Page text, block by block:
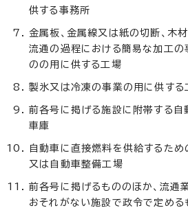
供する事務所
金属板、金属線又は紙の切断、木
流通の過程における簡易な加工の
のの用に供する工場
製氷又は冷凍の事業の用に供する
前各号に掲げる施設に附帯する
車庫
自動車に直接燃料を供給するため
又は自動車整備工場
前各号に掲げるもののほか、流通
おそれがない施設で政令で定める